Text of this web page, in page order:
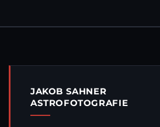
JAKOB SAHNER
ASTROFOTOGRAFIE